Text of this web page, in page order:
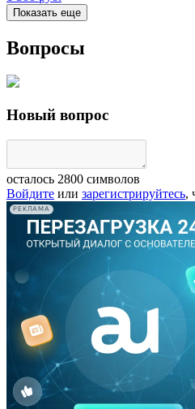
Показать еще
Вопросы
Новый вопрос
осталось 2800 символов
Войдите или зарегистрируйтесь,
РЕКЛАМА